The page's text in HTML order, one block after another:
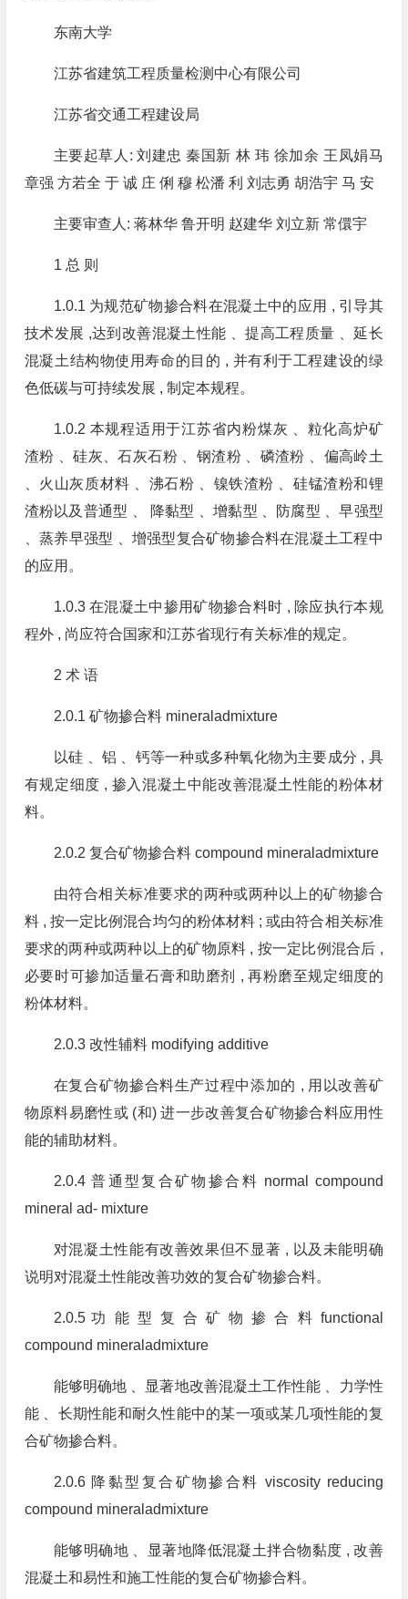
东南大学
江苏省建筑工程质量检测中心有限公司
江苏省交通工程建设局
主要起草人: 刘建忠 秦国新 林 玮 徐加余 王凤娟马
章强 方若全 于 诚 庄 俐 穆 松潘 利 刘志勇 胡浩宇 马 安
主要审查人: 蒋林华 鲁开明 赵建华 刘立新 常儇宇
1 总 则
1.0.1 为规范矿物掺合料在混凝土中的应用 , 引导其
技术发展 ,达到改善混凝土性能 、提高工程质量 、延长
混凝土结构物使用寿命的目的 , 并有利于工程建设的绿
色低碳与可持续发展 , 制定本规程。
1.0.2 本规程适用于江苏省内粉煤灰 、粒化高炉矿
渣粉 、硅灰、石灰石粉 、钢渣粉 、磷渣粉 、偏高岭土
、火山灰质材料 、沸石粉 、镍铁渣粉 、硅锰渣粉和锂
渣粉以及普通型 、 降黏型 、增黏型 、防腐型 、早强型
、蒸养早强型 、增强型复合矿物掺合料在混凝土工程中
的应用。
1.0.3 在混凝土中掺用矿物掺合料时 , 除应执行本规
程外 , 尚应符合国家和江苏省现行有关标准的规定。
2 术 语
2.0.1 矿物掺合料 mineraladmixture
以硅 、铝 、钙等一种或多种氧化物为主要成分 , 具
有规定细度 , 掺入混凝土中能改善混凝土性能的粉体材
料。
2.0.2 复合矿物掺合料 compound mineraladmixture
由符合相关标准要求的两种或两种以上的矿物掺合
料 , 按一定比例混合均匀的粉体材料 ; 或由符合相关标准
要求的两种或两种以上的矿物原料 , 按一定比例混合后 ,
必要时可掺加适量石膏和助磨剂 , 再粉磨至规定细度的
粉体材料。
2.0.3 改性辅料 modifying additive
在复合矿物掺合料生产过程中添加的 , 用以改善矿
物原料易磨性或 (和) 进一步改善复合矿物掺合料应用性
能的辅助材料。
2.0.4 普通型复合矿物掺合料 normal compound
mineral ad- mixture
对混凝土性能有改善效果但不显著 , 以及未能明确
说明对混凝土性能改善功效的复合矿物掺合料。
2.0.5 功 能 型 复 合 矿 物 掺 合 料 functional
compound mineraladmixture
能够明确地 、显著地改善混凝土工作性能 、力学性
能 、长期性能和耐久性能中的某一项或某几项性能的复
合矿物掺合料。
2.0.6 降黏型复合矿物掺合料 viscosity reducing
compound mineraladmixture
能够明确地 、显著地降低混凝土拌合物黏度 , 改善
混凝土和易性和施工性能的复合矿物掺合料。